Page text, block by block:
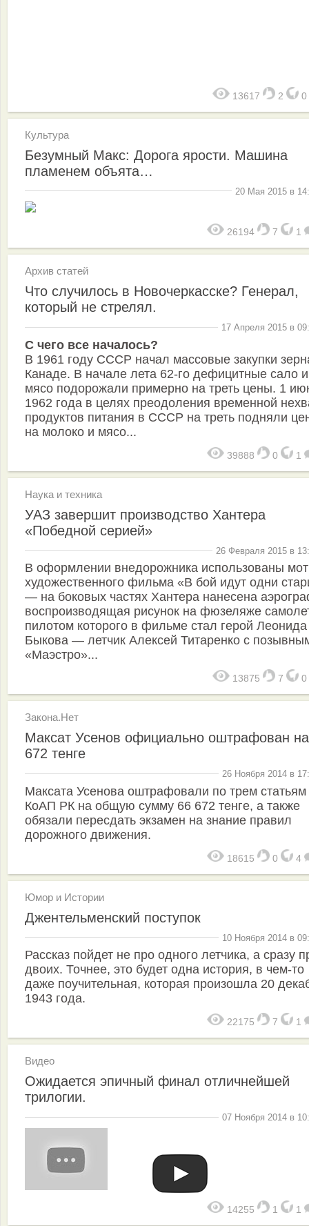
13617 2 0
Культура
Безумный Макс: Дорога ярости. Машина
пламенем объята…
20 Мая 2015 в
26194 7 1
Архив статей
Что случилось в Новочеркасске? Генерал,
который не стрелял.
17 Апреля 2015 в
С чего все началось?
В 1961 году СССР начал массовые закупки
Канаде. В начале лета 62-го дефицитные сало и
мясо подорожали примерно на треть цены. 1
1962 года в целях преодоления временной
продуктов питания в СССР на треть подняли
на молоко и мясо...
39888 0 1
Наука и техника
УАЗ завершит производство Хантера
«Победной серией»
26 Февраля 2015 в
В оформлении внедорожника использованы
художественного фильма «В бой идут одни
— на боковых частях Хантера нанесена
воспроизводящая рисунок на фюзеляже
пилотом которого в фильме стал герой Леонида
Быкова — летчик Алексей Титаренко с
«Маэстро»...
13875 7 0
Закона.Нет
Максат Усенов официально оштрафован
672 тенге
26 Ноября 2014 в
Максата Усенова оштрафовали по трем статьям
КоАП РК на общую сумму 66 672 тенге, а также
обязали пересдать экзамен на знание правил
дорожного движения.
18615 0 4
Юмор и Истории
Джентельменский поступок
10 Ноября 2014 в
Рассказ пойдет не про одного летчика, а сразу
двоих. Точнее, это будет одна история, в чем-то
даже поучительная, которая произошла 20
1943 года.
22175 7 1
Видео
Ожидается эпичный финал отличнейшей
трилогии.
07 Ноября 2014 в
14255 1 1